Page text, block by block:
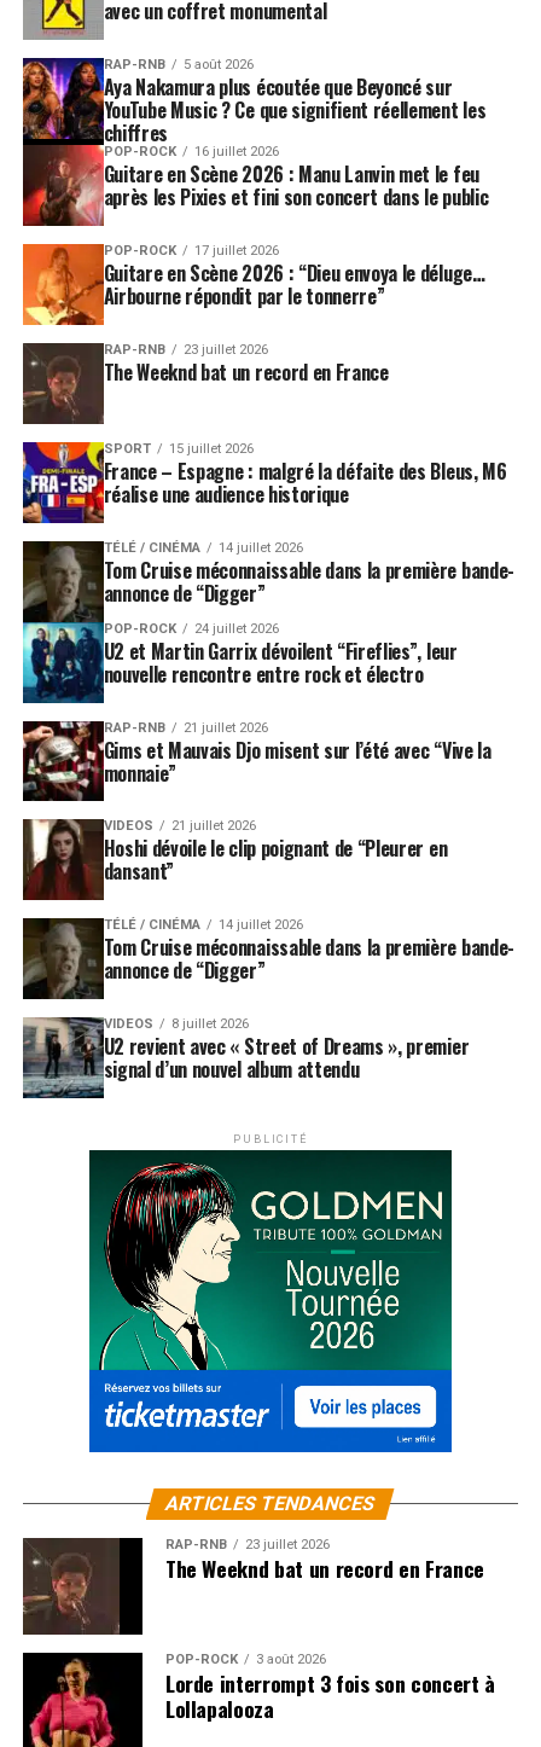
avec un coffret monumental
RAP-RNB 5 août 2026
Aya Nakamura plus écoutée que Beyoncé sur
YouTube Music ? Ce que signifient réellement les
chiffres
POP-ROCK 16 juillet 2026
Guitare en Scène 2026 : Manu Lanvin met le feu
après les Pixies et fini son concert dans le public
POP-ROCK 17 juillet 2026
Guitare en Scène 2026 : “Dieu envoya le déluge…
Airbourne répondit par le tonnerre”
RAP-RNB 23 juillet 2026
The Weeknd bat un record en France
SPORT 15 juillet 2026
France – Espagne : malgré la défaite des Bleus, M6
réalise une audience historique
TÉLÉ / CINÉMA 14 juillet 2026
Tom Cruise méconnaissable dans la première bande-
annonce de “Digger”
POP-ROCK 24 juillet 2026
U2 et Martin Garrix dévoilent “Fireflies”, leur
nouvelle rencontre entre rock et électro
RAP-RNB 21 juillet 2026
Gims et Mauvais Djo misent sur l’été avec “Vive la
monnaie”
VIDEOS 21 juillet 2026
Hoshi dévoile le clip poignant de “Pleurer en
dansant”
TÉLÉ / CINÉMA 14 juillet 2026
Tom Cruise méconnaissable dans la première bande-
annonce de “Digger”
VIDEOS 8 juillet 2026
U2 revient avec « Street of Dreams », premier
signal d’un nouvel album attendu
PUBLICITÉ
ARTICLES TENDANCES
RAP-RNB 23 juillet 2026
The Weeknd bat un record en France
POP-ROCK 3 août 2026
Lorde interrompt 3 fois son concert à
Lollapalooza